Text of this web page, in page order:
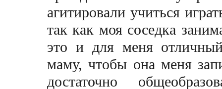
агитировали учиться
так как моя соседка
это и для меня
маму, чтобы она меня
достаточно